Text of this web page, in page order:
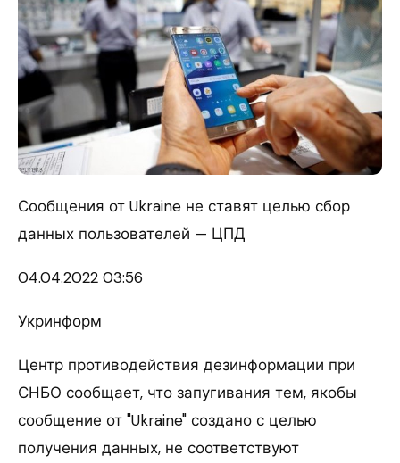
Сообщения от Ukraine не ставят целью сбор
данных пользователей — ЦПД
04.04.2022 03:56
Укринформ
Центр противодействия дезинформации при
СНБО сообщает, что запугивания тем, якобы
сообщение от "Ukraine" создано с целью
получения данных, не соответствуют